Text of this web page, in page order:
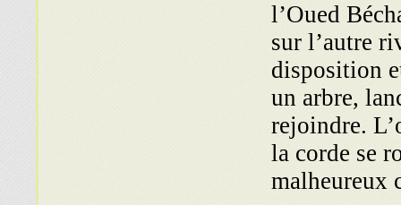
l’Oued
sur l’autre
disposition
un arbre,
rejoindre.
la corde se
malheureux